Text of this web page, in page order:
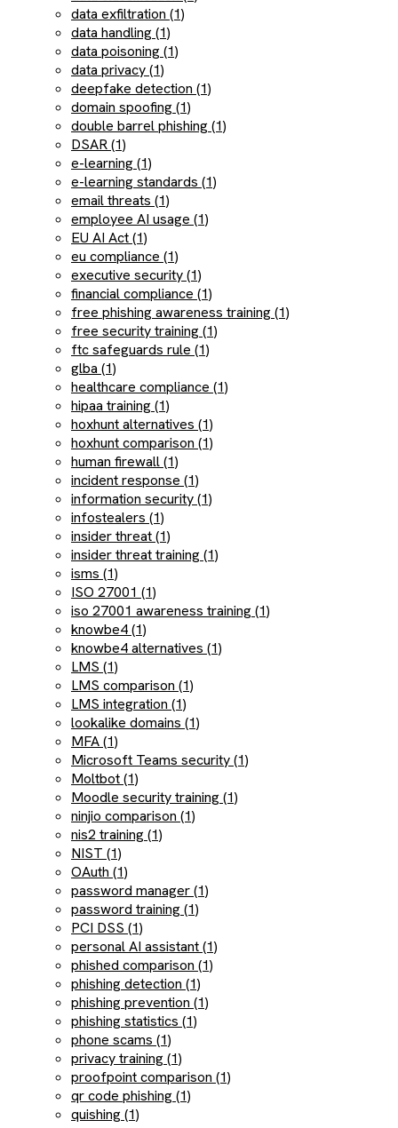
data exfiltration (1)
data handling (1)
data poisoning (1)
data privacy (1)
deepfake detection (1)
domain spoofing (1)
double barrel phishing (1)
DSAR (1)
e-learning (1)
e-learning standards (1)
email threats (1)
employee AI usage (1)
EU AI Act (1)
eu compliance (1)
executive security (1)
financial compliance (1)
free phishing awareness training (1)
free security training (1)
ftc safeguards rule (1)
glba (1)
healthcare compliance (1)
hipaa training (1)
hoxhunt alternatives (1)
hoxhunt comparison (1)
human firewall (1)
incident response (1)
information security (1)
infostealers (1)
insider threat (1)
insider threat training (1)
isms (1)
ISO 27001 (1)
iso 27001 awareness training (1)
knowbe4 (1)
knowbe4 alternatives (1)
LMS (1)
LMS comparison (1)
LMS integration (1)
lookalike domains (1)
MFA (1)
Microsoft Teams security (1)
Moltbot (1)
Moodle security training (1)
ninjio comparison (1)
nis2 training (1)
NIST (1)
OAuth (1)
password manager (1)
password training (1)
PCI DSS (1)
personal AI assistant (1)
phished comparison (1)
phishing detection (1)
phishing prevention (1)
phishing statistics (1)
phone scams (1)
privacy training (1)
proofpoint comparison (1)
qr code phishing (1)
quishing (1)